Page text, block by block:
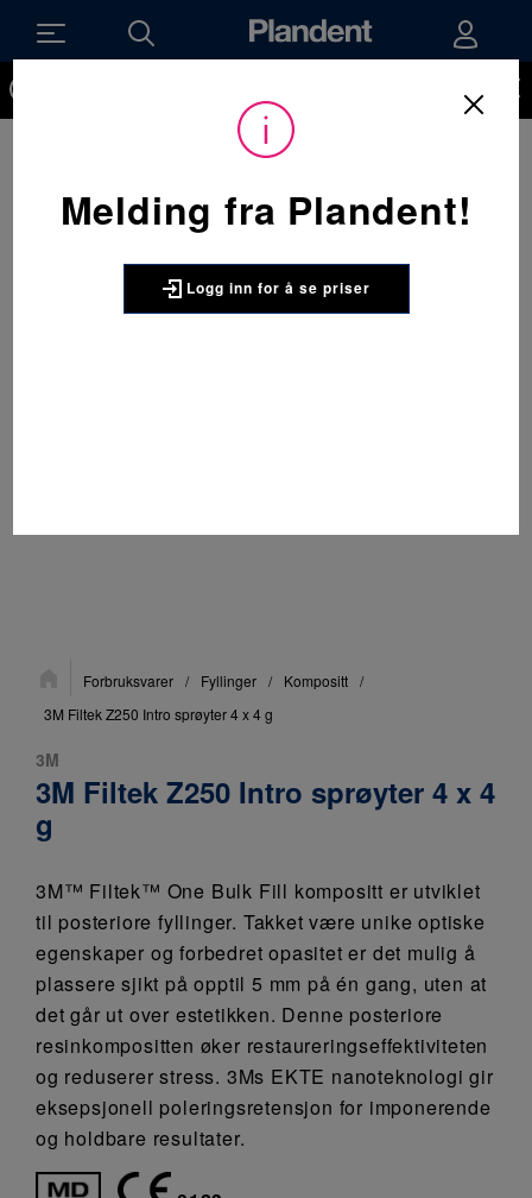
her:
Forbruksvarer / Fyllinger / Kompositt /
3M Filtek Z250 Intro sprøyter 4 x 4 g
3M
3M Filtek Z250 Intro sprøyter 4 x 4
g
3M™ Filtek™ One Bulk Fill kompositt er utviklet
til posteriore fyllinger. Takket være unike optiske
egenskaper og forbedret opasitet er det mulig å
plassere sjikt på opptil 5 mm på én gang, uten at
det går ut over estetikken. Denne posteriore
resinkompositten øker restaureringseffektiviteten
og reduserer stress. 3Ms EKTE nanoteknologi gir
eksepsjonell poleringsretensjon for imponerende
og holdbare resultater.
Melding fra Plandent!
Logg inn for å se priser